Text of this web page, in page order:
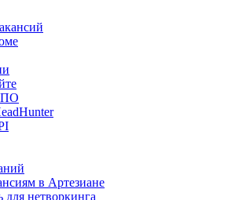
ПО
в Артезиане
для нетворкинга